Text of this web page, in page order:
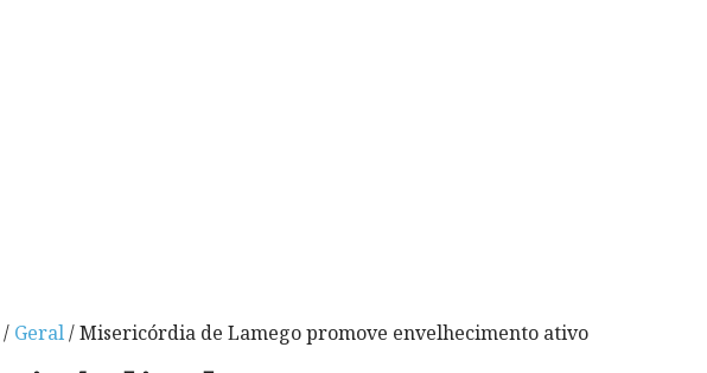
Geral/ Misericórdia de Lamego promove envelhecimento ativo